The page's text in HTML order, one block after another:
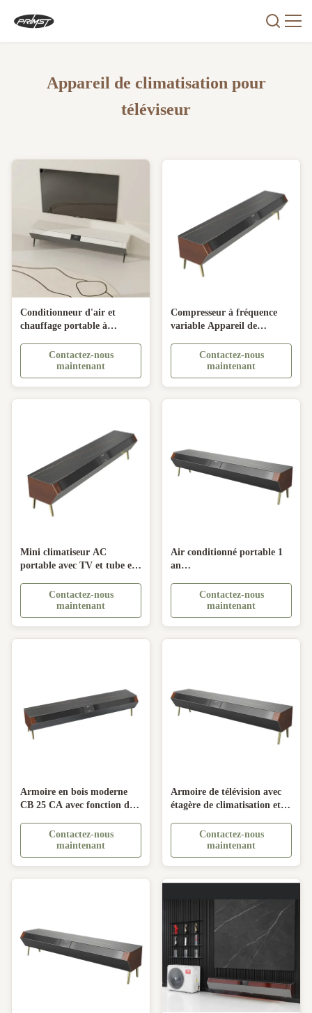
Appareil de climatisation pour
téléviseur
Conditionneur d'air et
chauffage portable à
pièces détachées de chambre
Contactez-nous
maintenant
Compresseur à fréquence
variable Appareil de
et refroidissement
Contactez-nous
maintenant
Mini climatiseur AC
portable avec TV et tube en
Contactez-nous
maintenant
Air conditionné portable 1
an
220V pour cabine de
télévision multifonction 18
Contactez-nous
maintenant
Armoire en bois moderne
CB 25 CA avec fonction de
montage murale innovant
Contactez-nous
maintenant
Armoire de télévision avec
étagère de climatisation et
n'importe quelle maison
Contactez-nous
maintenant